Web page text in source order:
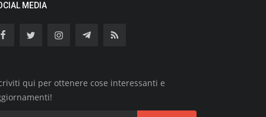
MEDIA
qui per ottenere cose interessanti e